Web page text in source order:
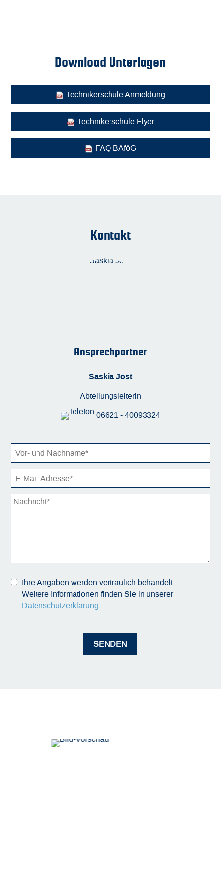
Download Unterlagen
Technikerschule Anmeldung
Technikerschule Flyer
FAQ BAföG
Kontakt
Ansprechpartner
Saskia Jost
Abteilungsleiterin
06621 - 40093324
Ihre Angaben werden vertraulich behandelt.
Weitere Informationen finden Sie in unserer
Datenschutzerklärung.
SENDEN